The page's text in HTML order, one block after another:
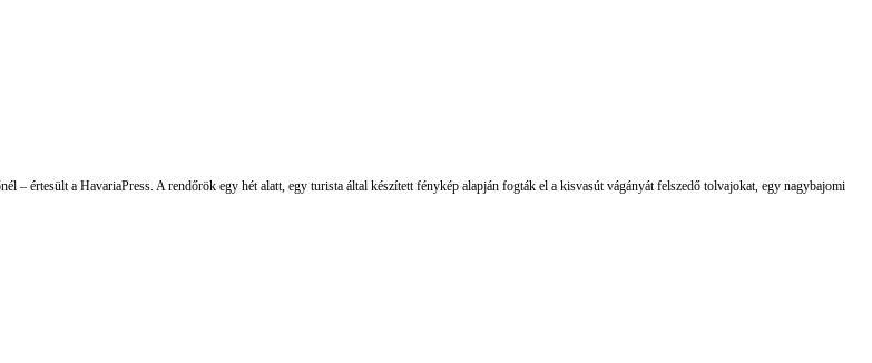
– értesült a HavariaPress. A rendőrök egy hét alatt, egy turista által készített fénykép alapján fogták el a kisvasút vágányát felszedő tolvajokat, egy nagybajomi